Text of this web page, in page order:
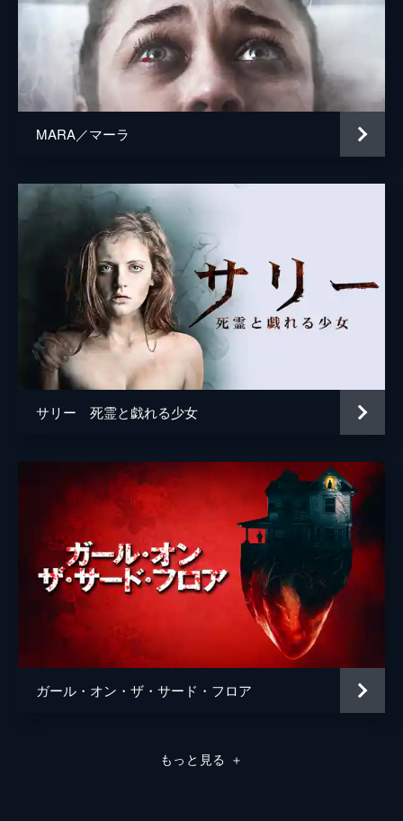
MARA／マーラ
サリー 死霊と戯れる少女
ガール・オン・ザ・サード・フロア
もっと見る ＋